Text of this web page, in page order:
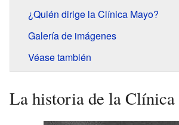
¿Quién dirige la Clínica Mayo?
Galería de imágenes
Véase también
La historia de la